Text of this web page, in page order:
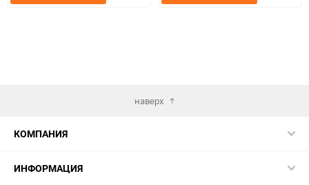
наверх
КОМПАНИЯ
ИНФОРМАЦИЯ